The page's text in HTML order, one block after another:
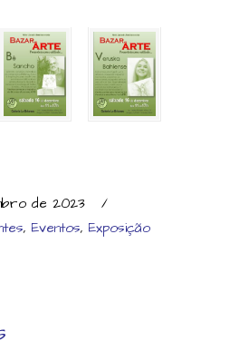
de 2023
/
, Eventos, Exposição